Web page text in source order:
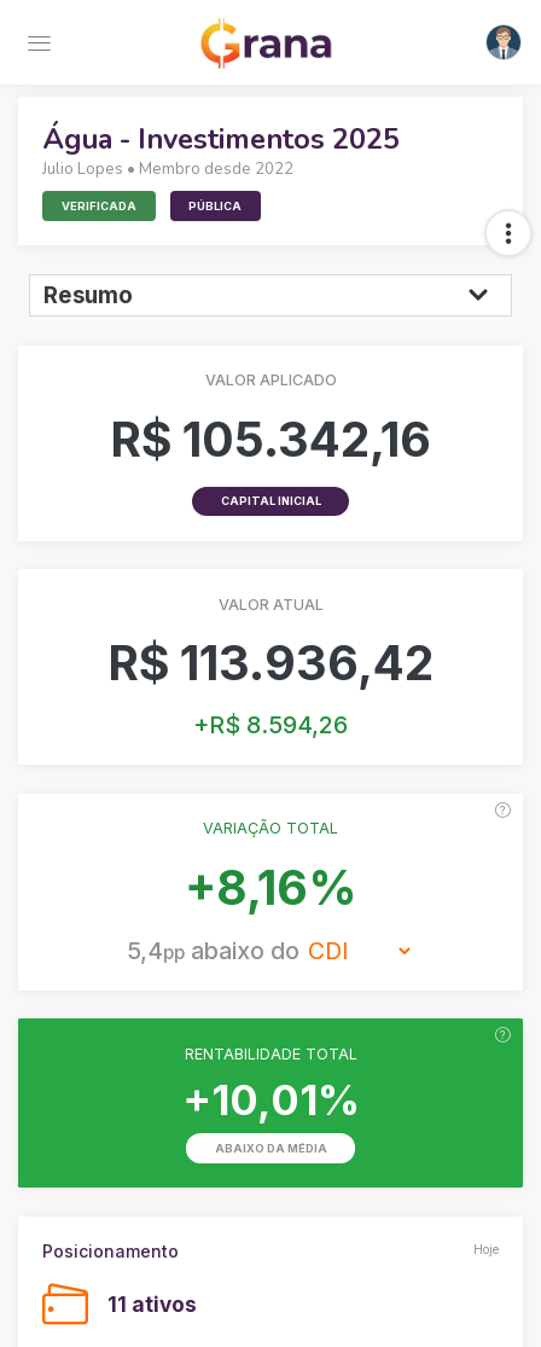
Água - Investimentos 2025
Julio Lopes • Membro desde 2022
VERIFICADA PÚBLICA
VALOR APLICADO
R$ 105.342,16
CAPITAL INICIAL
VALOR ATUAL
R$ 113.936,42
+R$ 8.594,26
VARIAÇÃO TOTAL
+8,16%
5,4ppabaixo do
RENTABILIDADE TOTAL
+10,01%
ABAIXO DA MÉDIA
Hoje
Posicionamento
11 ativos